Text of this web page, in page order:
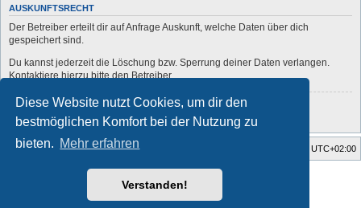
Diese Website nutzt Cookies, um dir den
bestmöglichen Komfort bei der Nutzung zu
bieten. Mehr erfahren
Verstanden!
AUSKUNFTSRECHT
Der Betreiber erteilt dir auf Anfrage Auskunft, welche Daten über dich
gespeichert sind.
Du kannst jederzeit die Löschung bzw. Sperrung deiner Daten verlangen.
Kontaktiere hierzu bitte den Betreiber.
Zurück zur vorherigen Seite
Startseite Foren-Übersicht UTC+02:00
forum
Powered byphpBB® Forum Software © phpBB Limited
phpBB.de